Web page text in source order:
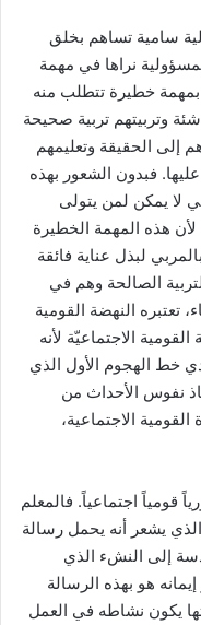
سامية تساهم بخلق
نراها في مهمة
خطيرة تتطلب منه
وتربيتهم تربية صحيحة
إلى الحقيقة وتعليمهم
عليها. فبدون الشعور بهذه
لا يمكن لمن يتولى
هذه المهمة الخطيرة
لبذل عناية فائقة
الصالحة وهم في
تعتبره النهضة القومية
الاجتماعيّة لأنه
خط الهجوم الأول الذي
نفوس الأحداث من
القومية الاجتماعية،
قومياً اجتماعياً. فالمعلم
يشعر أنه يحمل رسالة
إلى النشء الذي
هو بهذه الرسالة
يكون نشاطه في العمل